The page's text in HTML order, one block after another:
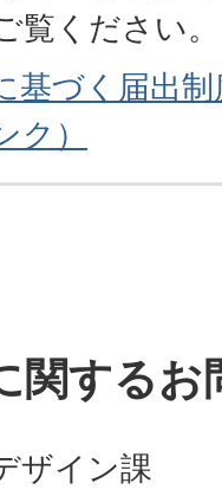
覧ください。
基づく届出
ク）
関するお
ザイン課